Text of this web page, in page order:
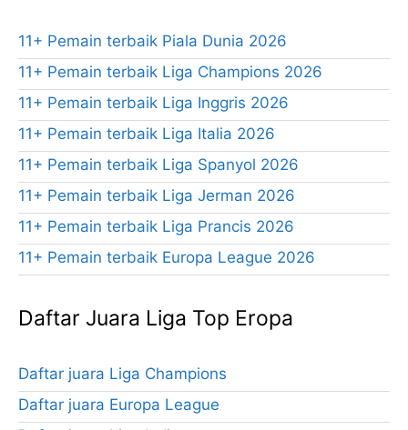
11+ Pemain terbaik Piala Dunia 2026
11+ Pemain terbaik Liga Champions 2026
11+ Pemain terbaik Liga Inggris 2026
11+ Pemain terbaik Liga Italia 2026
11+ Pemain terbaik Liga Spanyol 2026
11+ Pemain terbaik Liga Jerman 2026
11+ Pemain terbaik Liga Prancis 2026
11+ Pemain terbaik Europa League 2026
Daftar Juara Liga Top Eropa
Daftar juara Liga Champions
Daftar juara Europa League